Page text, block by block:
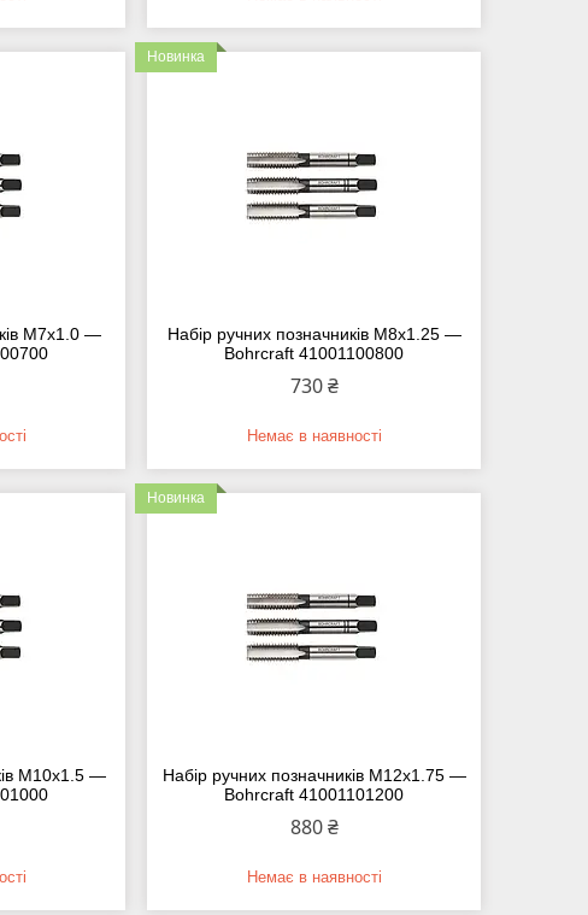
M7х1.0 —
Новинка
Набір ручних позначників M8х1.25 —
Bohrcraft 41001100800
730 ₴
Немає в наявності
M10х1.5 —
Новинка
Набір ручних позначників M12х1.75 —
Bohrcraft 41001101200
880 ₴
Немає в наявності